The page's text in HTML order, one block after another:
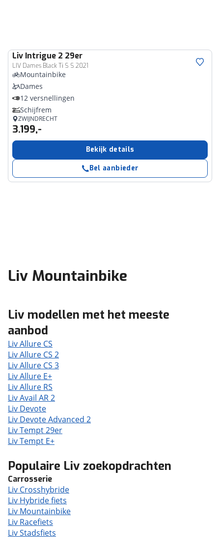
Liv Intrigue 2 29er
LIV Dames Black Ti S S 2021
Mountainbike
Dames
12 versnellingen
Schijfrem
ZWIJNDRECHT
3.199,-
Bekijk details
Bel aanbieder
Liv Mountainbike
Liv modellen met het meeste
aanbod
Liv Allure CS
Liv Allure CS 2
Liv Allure CS 3
Liv Allure E+
Liv Allure RS
Liv Avail AR 2
Liv Devote
Liv Devote Advanced 2
Liv Tempt 29er
Liv Tempt E+
Populaire Liv zoekopdrachten
Carrosserie
Liv Crosshybride
Liv Hybride fiets
Liv Mountainbike
Liv Racefiets
Liv Stadsfiets